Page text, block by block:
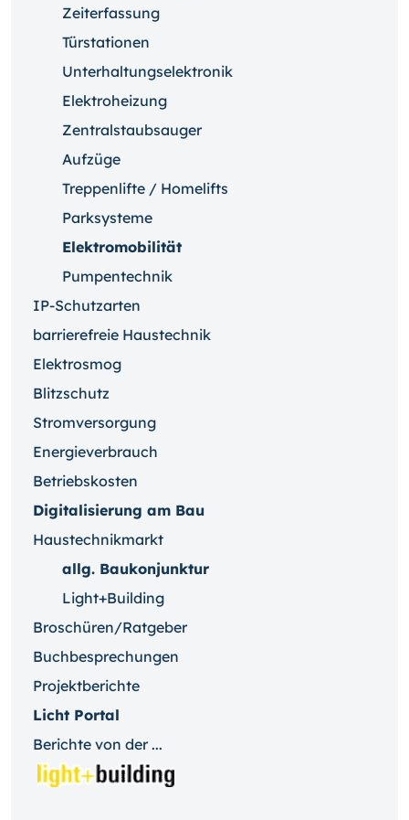
Zeiterfassung
Türstationen
Unterhaltungselektronik
Elektroheizung
Zentralstaubsauger
Aufzüge
Treppenlifte / Homelifts
Parksysteme
Elektromobilität
Pumpentechnik
IP-Schutzarten
barrierefreie Haustechnik
Elektrosmog
Blitzschutz
Stromversorgung
Energieverbrauch
Betriebskosten
Digitalisierung am Bau
Haustechnikmarkt
allg. Baukonjunktur
Light+Building
Broschüren/Ratgeber
Buchbesprechungen
Projektberichte
Licht Portal
Berichte von der ...